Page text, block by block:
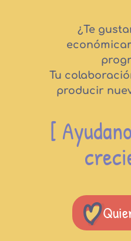
¿Te
Tu
producir
[